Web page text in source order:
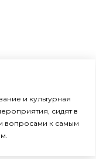
и культурная
сидят в
вопросами к самым